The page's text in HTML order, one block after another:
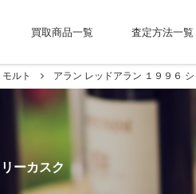
買取商品一覧 査定方法一覧
モルト アラン レッドアラン １９９６
ーカスク